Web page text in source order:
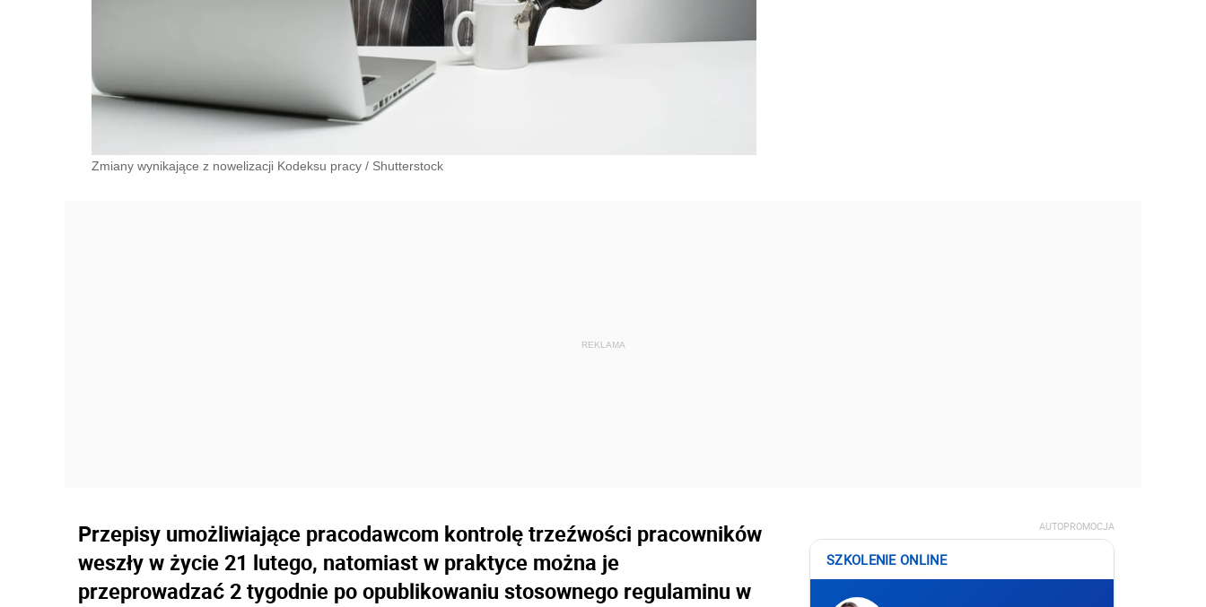
Zmiany wynikające z nowelizacji Kodeksu pracy / Shutterstock
Przepisy umożliwiające pracodawcom kontrolę trzeźwości pracowników
weszły w życie 21 lutego, natomiast w praktyce można je
przeprowadzać 2 tygodnie po opublikowaniu stosownego regulaminu w
AUTOPROMOCJA
SZKOLENIE ONLINE